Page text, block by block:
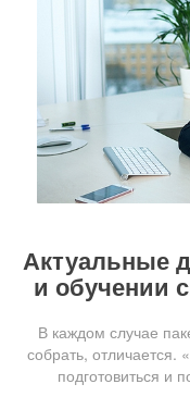
Актуальные
и обучении
В каждом случае
собрать,
подготовиться и